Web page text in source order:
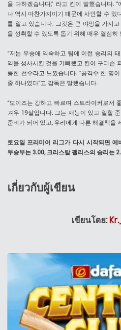
을 다하겠습니다,” 라고 킨이 말했습니다.
나 역시 마찬가지이기 때문에 사인할 수 있
를 알고 있습니다. 그것은 큰 야망을 가지
을 성취할 수 있도록 돕기 위해 매우 열심히
“저는 우승에 익숙하고 팀에 이런 승리의
약을 성사시킨 것을 기뻐했고 킨이 구디슨
륭한 선수라고 느꼈습니다. “공격수 한 명
중 하나였다”고 감독은 말했습니다.
“모이즈는 강하고 빠르며 스트라이커로서
겨우 19살입니다. 그는 재능이 있고 일할
준비가 되어 있고, 우리에게 다른 해결책을
토요일 프리미어 리그가 다시 시작되면
무승부는 3.00, 크리스탈 팰리스의 승리는
เกี่ยวกับผู้เขียน
เขียนโดย: